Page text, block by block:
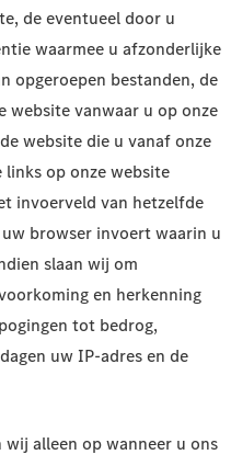
de eventueel door u
waarmee u afzonderlijke
opgeroepen bestanden, de
website vanwaar u op onze
website die u vanaf onze
op onze website
invoerveld van hetzelfde
browser invoert waarin u
slaan wij om
en herkenning
tot bedrog,
uw IP-adres en de
wij alleen op wanneer u ons